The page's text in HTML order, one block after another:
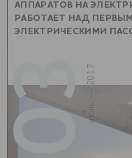
АППАРАТОВ НА
РАБОТАЕТ НАД
ЭЛЕКТРИЧЕСКИМИ
03
июль — 2017